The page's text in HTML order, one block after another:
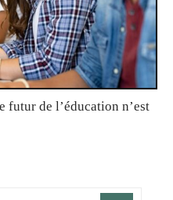
futur de l’éducation n’est